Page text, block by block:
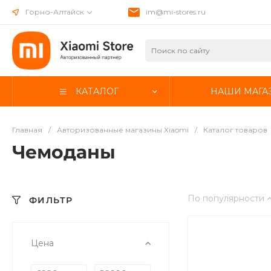
Горно-Алтайск im@mi-stores.ru
КАТАЛОГ НАШИ
Главная / Авторизованные магазины Xiaomi / Каталог товаров
Чемоданы
ФИЛЬТР
Цена
По популярности